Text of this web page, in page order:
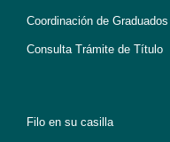
Coordinación de Graduados
Consulta Trámite de Título
Filo en su casilla